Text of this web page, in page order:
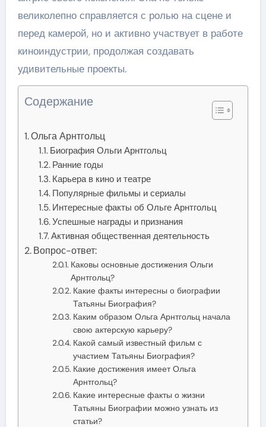
великолепно справляется с ролью на сцене и
перед камерой, но и активно участвует в работе
киноиндустрии, продолжая создавать
удивительные проекты.
Содержание
Ольга Арнтгольц
Биография Ольги Арнтгольц
Ранние годы
Карьера в кино и театре
Популярные фильмы и сериалы
Интересные факты об Ольге Арнтгольц
Успешные награды и признания
Активная общественная деятельность
Вопрос-ответ:
Каковы основные достижения Ольги
Арнтгольц?
Какие факты интересны о биографии
Татьяны Биография?
Каким образом Ольга Арнтгольц начала
свою актерскую карьеру?
Какой самый известный фильм с
участием Татьяны Биография?
Какие достижения имеет Ольга
Арнтгольц?
Какие интересные факты о жизни
Татьяны Биографии можно узнать из
статьи?